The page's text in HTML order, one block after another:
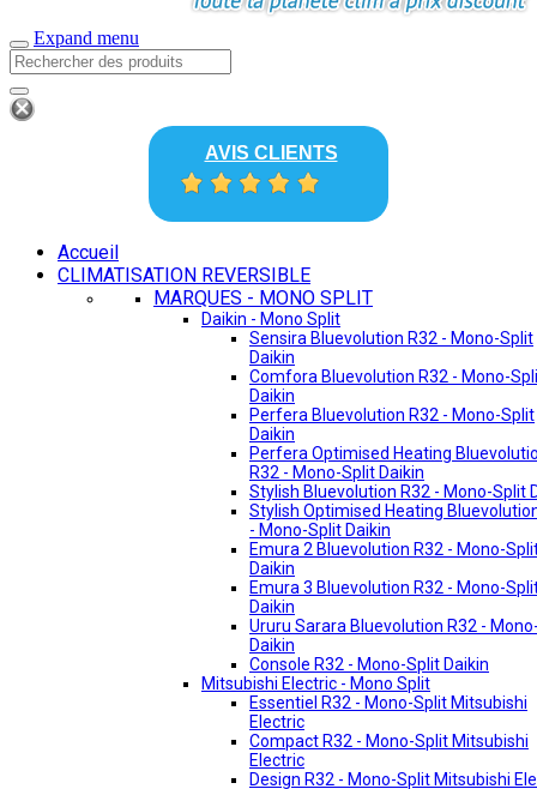
Expand menu
AVIS CLIENTS
Accueil
CLIMATISATION REVERSIBLE
MARQUES - MONO SPLIT
Daikin - Mono Split
Sensira Bluevolution R32 - Mono-Split
Daikin
Comfora Bluevolution R32 - Mono-
Daikin
Perfera Bluevolution R32 - Mono-Split
Daikin
Perfera Optimised Heating
R32 - Mono-Split Daikin
Stylish Bluevolution R32 - Mono-Split
Stylish Optimised Heating
- Mono-Split Daikin
Emura 2 Bluevolution R32 - Mono-
Daikin
Emura 3 Bluevolution R32 - Mono-
Daikin
Ururu Sarara Bluevolution R32 -
Daikin
Console R32 - Mono-Split Daikin
Mitsubishi Electric - Mono Split
Essentiel R32 - Mono-Split Mitsubishi
Electric
Compact R32 - Mono-Split Mitsubishi
Electric
Design R32 - Mono-Split Mitsubishi